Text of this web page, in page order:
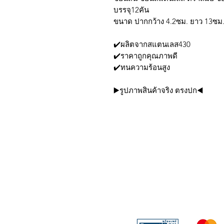
บรรจุ12คัน
ขนาด ปากกว้าง 4.2ซม. ยาว 13ซม.
✔️ผลิตจากสแตนเลส430
✔️ราคาถูกคุณภาพดี
✔️ทนความร้อนสูง
▶️รูปภาพสินค้าจริง ตรงปก◀️